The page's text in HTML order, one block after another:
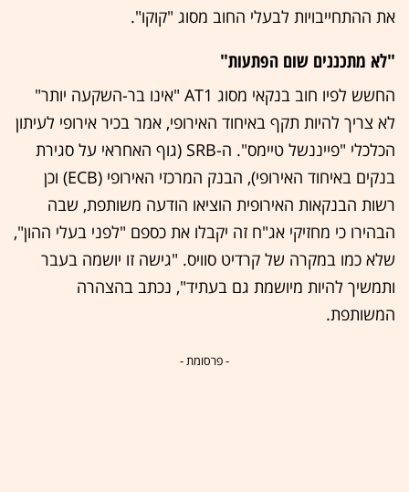
את ההתחייבויות לבעלי החוב מסוג "קוקו".
"לא מתכננים שום הפתעות"
החשש לפיו חוב בנקאי מסוג AT1 "אינו בר-השקעה יותר"
לא צריך להיות תקף באיחוד האירופי, אמר בכיר אירופי לעיתון
הכלכלי "פייננשל טיימס". ה-SRB (גוף האחראי על סגירת
בנקים באיחוד האירופי), הבנק המרכזי האירופי (ECB) וכן
רשות הבנקאות האירופית הוציאו הודעה משותפת, שבה
הבהירו כי מחזיקי אג"ח זה יקבלו את כספם "לפני בעלי ההון",
שלא כמו במקרה של קרדיט סוויס. "גישה זו יושמה בעבר
ותמשיך להיות מיושמת גם בעתיד", נכתב בהצהרה
המשותפת.
- פרסומת -